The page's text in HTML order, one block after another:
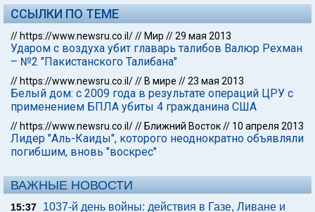
ССЫЛКИ ПО ТЕМЕ
// https://www.newsru.co.il/// Мир //29 мая 2013
Ударом с воздуха убит главарь талибов Валюр Рехман
– №2 "Пакистанского Талибана"
// https://www.newsru.co.il/// В мире //23 мая 2013
Белый дом: с 2009 года в результате операций ЦРУ с
применением БПЛА убиты 4 гражданина США
// https://www.newsru.co.il/// Ближний Восток// 10 апреля 2013
Лидер "Аль-Каиды", которого неоднократно объявляли
погибшим, вновь "воскрес"
ВАЖНЫЕ НОВОСТИ
15:37
1037-й день войны: действия в Газе, Ливане и